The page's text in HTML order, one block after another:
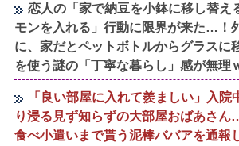
恋人の「家で納豆を小鉢に移し替え
モンを入れる」行動に限界が来た…！
に、家だとペットボトルからグラスに
を使う謎の「丁寧な暮らし」感が無理
「良い部屋に入れて羨ましい」入院
り浸る見ず知らずの大部屋おばあさ
食べ小遣いまで貰う泥棒ババアを通